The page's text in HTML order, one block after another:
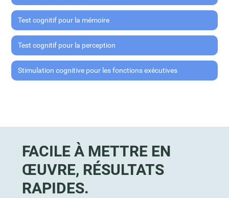
Test cognitif pour la mémoire
Test cognitif pour la perception
Stimulation cognitive pour les fonctions exécutives
FACILE À METTRE EN
ŒUVRE, RÉSULTATS
RAPIDES.